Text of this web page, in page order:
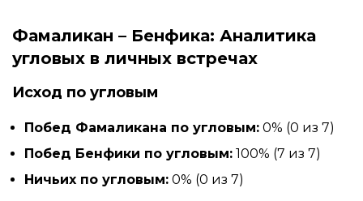
Фамаликан – Бенфика: Аналитика
угловых в личных встречах
Исход по угловым
Побед Фамаликана по угловым: 0% (0 из 7)
Побед Бенфики по угловым: 100% (7 из 7)
Ничьих по угловым: 0% (0 из 7)